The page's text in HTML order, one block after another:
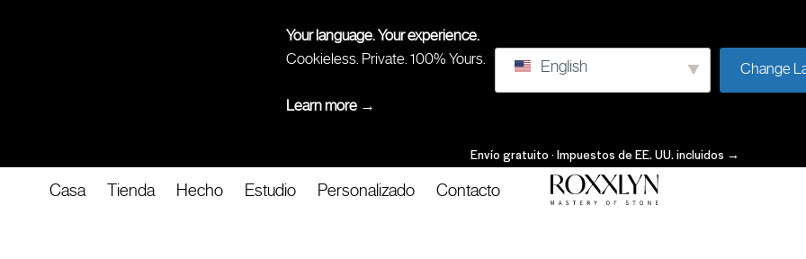
Your language. Your experience.
Cookieless. Private. 100% Yours.
Learn more →
English Change
Envío gratuito · Impuestos de EE. UU. incluidos →
Casa Tienda Hecho Estudio Personalizado Contacto